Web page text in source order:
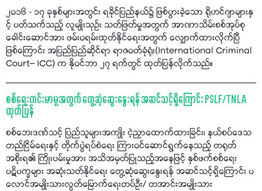
၂၀၁၆ - ၁၇ ခုနှစ်များအတွင်း ရခိုင်ပြည်နယ်၌ ဖြစ်ပွားခဲ့သော ရိုဟင်ဂျာများနှ
င့် ပတ်သက်သည့် လူမျိုးသုဉ်း သတ်ဖြတ်မှုအတွက် အာဏာသိမ်းစစ်အုပ်စု
ခေါင်းဆောင်အား ဖမ်းဝရမ်းထုတ်နိုင်ရေးအတွက် လျှောက်ထားလိုက်ပြီ
ဖြစ်ကြောင်း အပြည်ပြည်ဆိုင်ရာ ရာဇဝတ်ခုံရုံး(International Criminal
Court– ICC) က နိုဝင်ဘာ ၂၇ ရက်တွင် ထုတ်ပြန်လိုက်သည်။
စစ်ရေးတင်းမာမှုအတွက် တွေ့ဆုံဆွေးနွေးရန် အဆင်သင့်ရှိကြောင်း PSLF/TNLA
ထုတ်ပြန်
စစ်ဘေးဒဏ်သင့် ပြည်သူများအကျိုး ငဲ့ညှာထောက်ထားခြင်း၊ နယ်စပ်ဒေသ
တည်ငြိမ်ရေးနှင့် တိုက်ပွဲရပ်စဲရေး ကြားဝင်ဆောင်ရွက်နေသည့် တရုတ်
အစိုးရ၏ ကြိုးပမ်းမှုအား အသိအမှတ်ပြုသည့်အနေဖြင့် နှစ်ဖက်စစ်ရေး
ပဋိပက္ခများ အဆုံးသတ်နိုင်ရေး တွေ့ဆုံဆွေးနွေးရန် အဆင်သင့်ရှိကြောင်း ပ
လောင်အမျိုးသားလွတ်မြောက်ရေးတပ်ဦး/ တအာင်းအမျိုးသား